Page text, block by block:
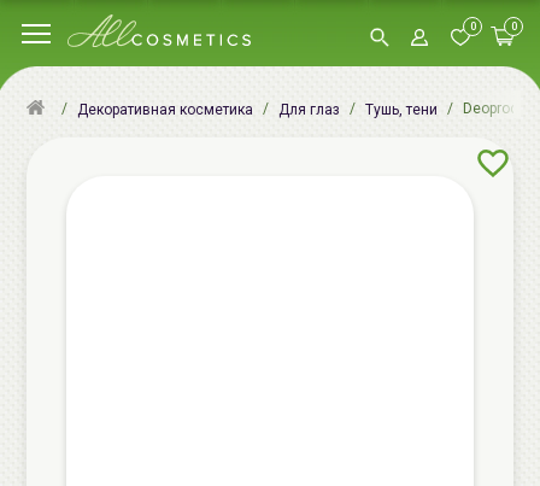
0 0
Декоративная косметика Для глаз Тушь, тени Deoproce